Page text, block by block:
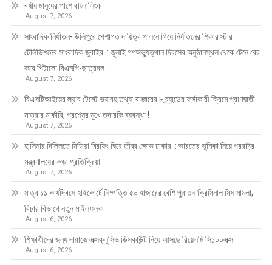
বর্ষায় মানুষের পাশে বাংলালিংক
August 7, 2026
সাংবাদিক নির্যাতন- উলিপুরে পেশাগত দায়িত্ব পালনে গিয়ে নির্যাতনের শিকার স্টার
টেলিভিশনের সাংবাদিক জুবাইর : জুলাই গণঅভ্যুত্থান দিবসের অনুষ্ঠানস্থল থেকে টেনে বের
করে পিটালো বিএনপি-ছাত্রদল
August 7, 2026
বিএসটিআইয়ের ল্যাব টেস্টে ভয়াবহ তথ্য: বাজারের ৮ ব্র্যান্ডের ফর্সাকারী ক্রিমে প্রাণঘাতী
মাত্রার মার্কারি, প্রশ্নের মুখে তদারকি ব্যবস্থা !
August 7, 2026
হাসিনার দিল্লিতে মিডিয়া ব্রিফিং ঘিরে তীব্র ক্ষোভ ঢাকার : ভারতের ভূমিকা নিয়ে পররাষ্ট্র
মন্ত্রণালয়ের কড়া প্রতিক্রিয়া
August 7, 2026
মাত্র ১১ কার্যদিবসে হাইকোর্টে নিষ্পত্তি ৫০ হাজারের বেশি পুরাতন ক্রিমিনাল মিস মামলা,
বিচার বিভাগে নতুন মাইলফলক
August 6, 2026
শিক্ষার্থীদের জন্য দারাজে এক্সক্লুসিভ ডিসকাউন্ট নিয়ে আসছে রিয়েলমি সি১০০এক্স
August 6, 2026